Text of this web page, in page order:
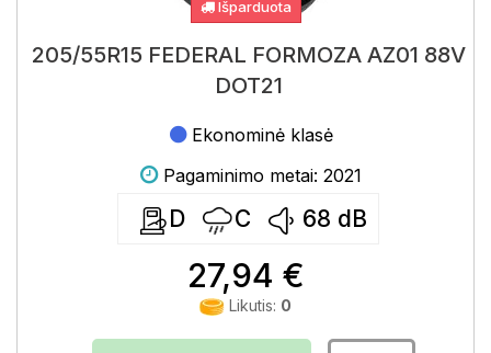
Išparduota
205/55R15 FEDERAL FORMOZA AZ01 88V
DOT21
Ekonominė klasė
Pagaminimo metai: 2021
D C 68 dB
27,94 €
Likutis: 0